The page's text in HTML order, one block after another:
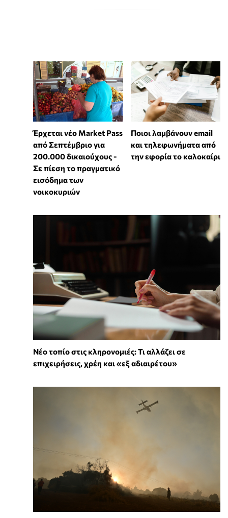
Έρχεται νέο Market Pass
από Σεπτέμβριο για
200.000 δικαιούχους -
Σε πίεση το πραγματικό
εισόδημα των
νοικοκυριών
Ποιοι λαμβάνουν email
και τηλεφωνήματα από
την εφορία το καλοκαίρι
Νέο τοπίο στις κληρονομιές: Τι αλλάζει σε
επιχειρήσεις, χρέη και «εξ αδιαιρέτου»